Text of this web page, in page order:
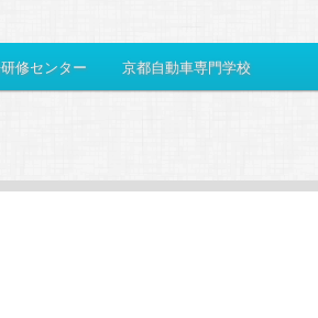
修センター 京都自動車専門学校